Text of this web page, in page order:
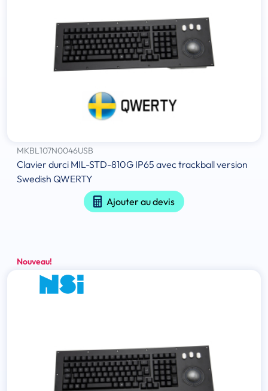
MKBL107N0046USB
Clavier durci MIL-STD-810G IP65 avec trackball version
Swedish QWERTY
Ajouter au devis
Nouveau!